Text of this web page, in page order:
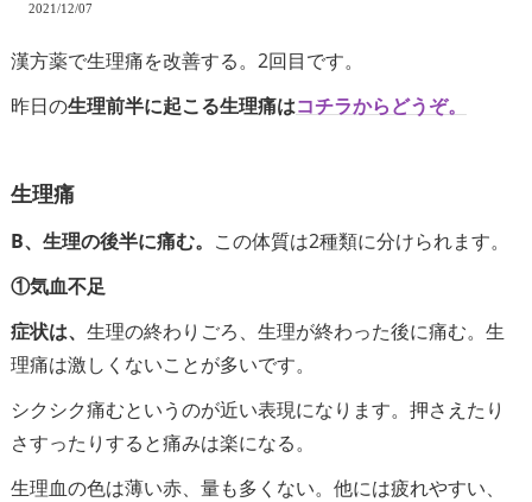
2021/12/07
漢方薬で生理痛を改善する。2回目です。
昨日の生理前半に起こる生理痛はコチラからどうぞ。
生理痛
B、生理の後半に痛む。 この体質は2種類に分けられます。
①気血不足
症状は、 生理の終わりごろ、生理が終わった後に痛む。生
理痛は激しくないことが多いです。
シクシク痛むというのが近い表現になります。押さえたり
さすったりすると痛みは楽になる。
生理血の色は薄い赤、量も多くない。他には疲れやすい、